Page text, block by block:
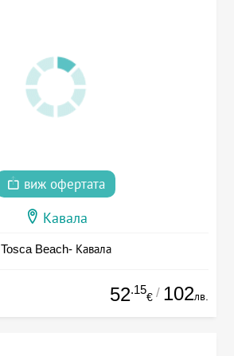
виж офертата
Кавала
Tosca Beach- Кавала
52.15
€ / 102лв.